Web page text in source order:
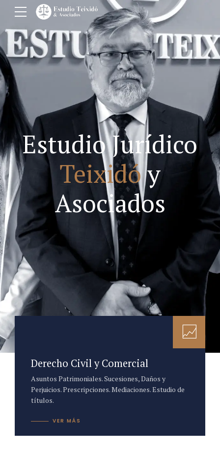
Estudio Jurídico
Teixidóy
Asociados
Derecho Civil y Comercial
Asuntos Patrimoniales. Sucesiones, Daños y
Perjuicios. Prescripciones. Mediaciones. Estudio de
títulos.
VER MÁS